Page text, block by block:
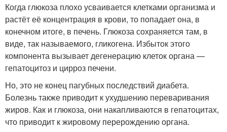
Когда глюкоза плохо усваивается клетками организма и
растёт её концентрация в крови, то попадает она, в
конечном итоге, в печень. Глюкоза сохраняется там, в
виде, так называемого, гликогена. Избыток этого
компонента вызывает дегенерацию клеток органа —
гепатоцитоз и цирроз печени.
Но, это не конец пагубных последствий диабета.
Болезнь также приводит к ухудшению переваривания
жиров. Как и глюкоза, они накапливаются в гепатоцитах,
что приводит к жировому перерождению органа.